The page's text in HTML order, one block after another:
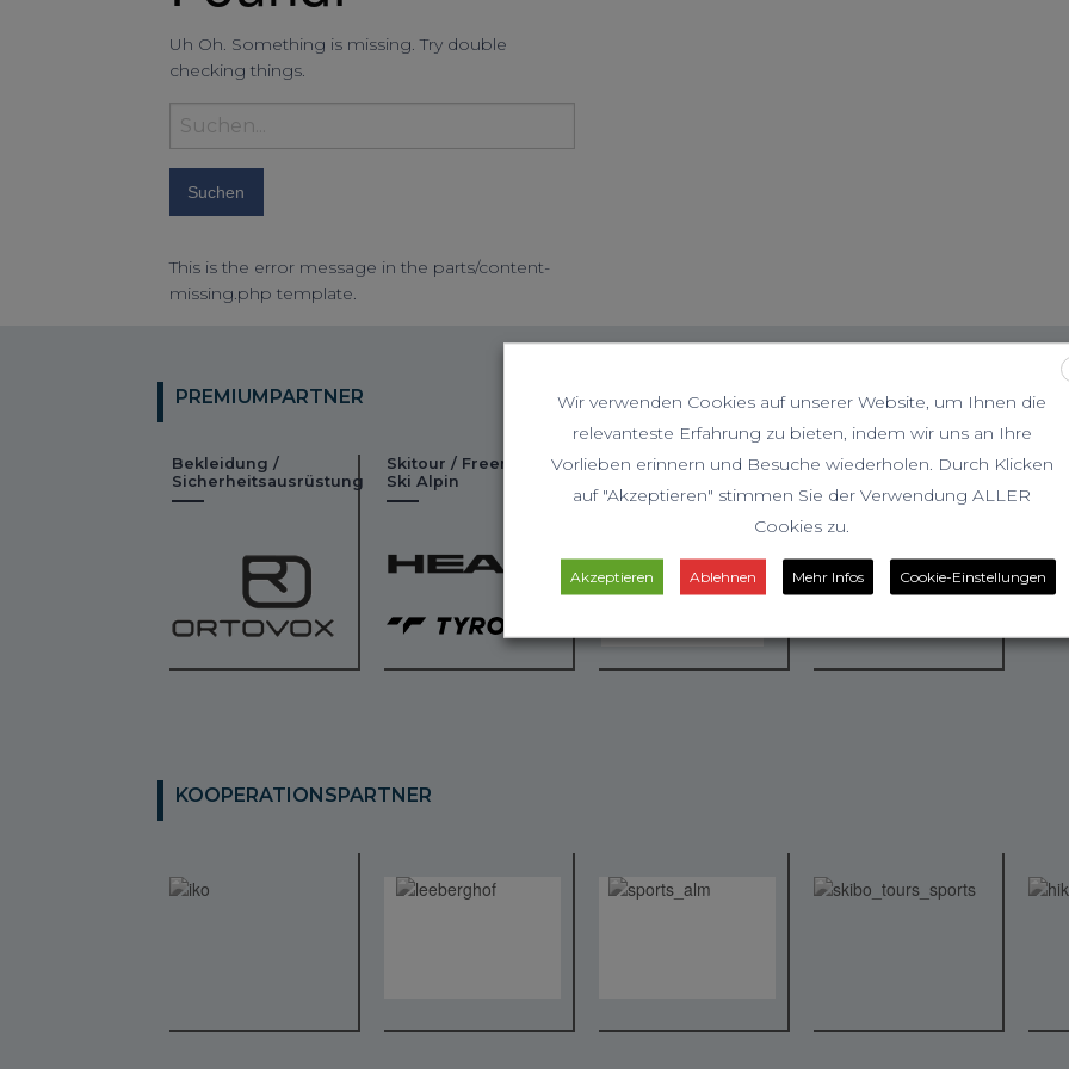
Uh Oh. Something is missing. Try double
checking things.
Suchbegriff
eingeben:
This is the error message in the parts/content-
missing.php template.
PREMIUMPARTNER
Bekleidung /
Sicherheitsausrüstung
Skitour / Freeride /
Ski Alpin
Schuhe / Wandern
Klettern
KOOPERATIONSPARTNER
Wir verwenden Cookies auf unserer Website, um Ihnen die
relevanteste Erfahrung zu bieten, indem wir uns an Ihre
Vorlieben erinnern und Besuche wiederholen. Durch Klicken
auf "Akzeptieren" stimmen Sie der Verwendung ALLER
Cookies zu.
Akzeptieren Ablehnen Mehr Infos Cookie-Einstellungen